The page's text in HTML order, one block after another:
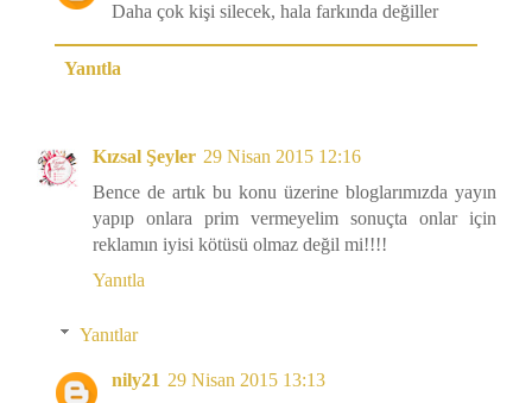
Daha çok kişi silecek, hala farkında değiller
Yanıtla
Kızsal Şeyler 29 Nisan 2015 12:16
Bence de artık bu konu üzerine bloglarımızda yayın
yapıp onlara prim vermeyelim sonuçta onlar için
reklamın iyisi kötüsü olmaz değil mi!!!!
Yanıtla
Yanıtlar
nily21 29 Nisan 2015 13:13